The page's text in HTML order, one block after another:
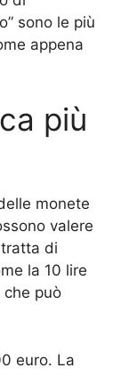
sono le più
appena
più
monete
valere
di
la 10 lire
che può
euro. La